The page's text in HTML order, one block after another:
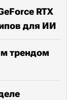
RTX
для ИИ
трендом